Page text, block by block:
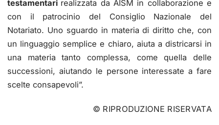
testamentari realizzata da AISM in collaborazione e
con il patrocinio del Consiglio Nazionale del
Notariato. Uno sguardo in materia di diritto che, con
un linguaggio semplice e chiaro, aiuta a districarsi in
una materia tanto complessa, come quella delle
successioni, aiutando le persone interessate a fare
scelte consapevoli”.
© RIPRODUZIONE RISERVATA